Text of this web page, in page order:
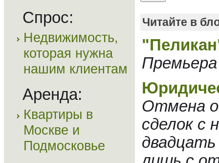
Спрос:
Недвижимость,
которая нужна
нашим клиентам
Аренда:
Квартиры в
Москве и
Подмосковье
Читайте в
Отмена
сделок с
двадцать